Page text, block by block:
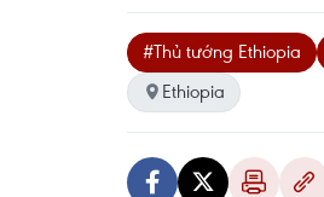
#Thủ tướng Ethiopia
Ethiopia